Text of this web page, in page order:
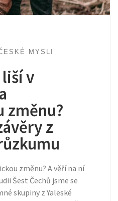
MYSLI
v
změnu?
z
změnu? A věří na ní
Šest Čechů jsme se
skupiny z Yaleské